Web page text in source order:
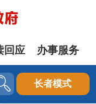
登录
回应 办事服务
长者模式